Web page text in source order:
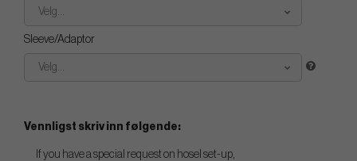
Velg...
Sleeve/Adaptor
Velg...
Vennligst skriv inn følgende:
If you have a special request on hosel set-up,